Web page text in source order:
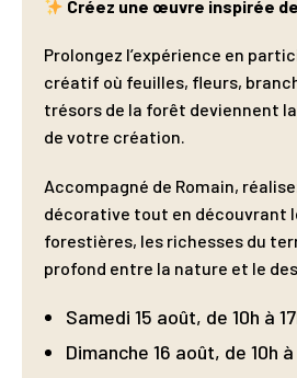
Créez une œuvre inspirée
Prolongez l’expérience en
créatif où feuilles, fleurs,
trésors de la forêt deviennent
de votre création.
Accompagné de Romain,
décorative tout en découvrant
forestières, les richesses du
profond entre la nature et le
Samedi 15 août, de 10h à
Dimanche 16 août, de 10h à